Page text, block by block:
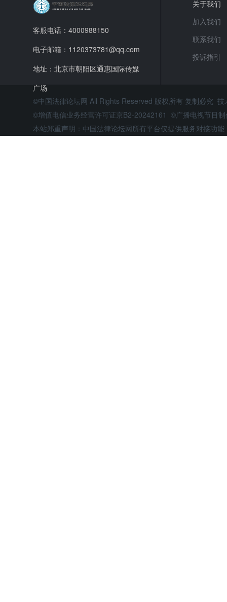
客服电话：4000988150
电子邮箱：1120373781@qq.com
地址：北京市朝阳区通惠国际传媒
广场
关于我们
加入我们
联系我们
投诉指引
©中国法律论坛网 All Rights Reserved 版权所有 复制必究 技
©增值电信业务经营许可证京B2-20242161 ©广播电视节目
本站郑重声明：中国法律论坛网所有平台仅提供服务对接功